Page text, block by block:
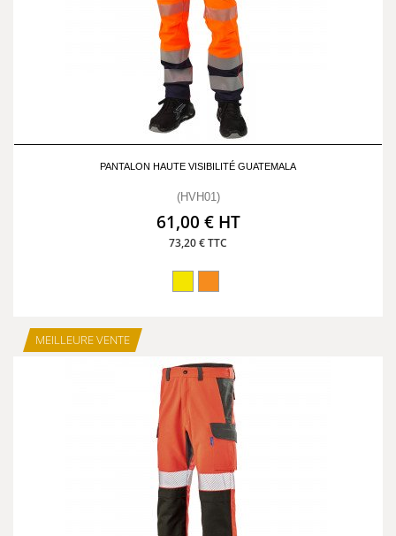
PANTALON HAUTE VISIBILITÉ GUATEMALA
(HVH01)
61,00 € HT
73,20 € TTC
MEILLEURE VENTE